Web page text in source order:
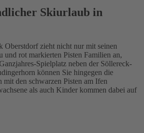
Skiurlaub in
Oberstdorf zieht nicht nur mit seinen
und rot markierten Pisten Familien an,
Spielplatz neben der Söllereck-
können Sie hingegen die
mit den schwarzen Pisten am Ifen
als auch Kinder kommen dabei auf